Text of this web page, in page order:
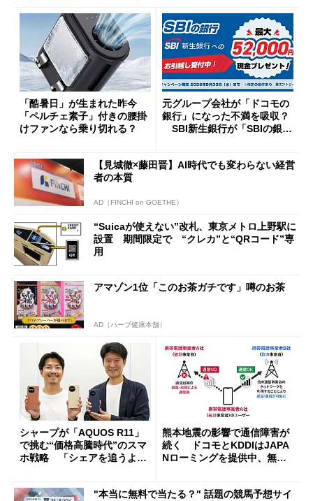
「酷暑日」が生まれた昨今
「ペルチェ素子」付きの腰掛
けファンなら乗り切れる？
元グループ会社が「ドコモの
銀行」になった不満を吸収？
SBI新生銀行が「SBIの銀
開催
【見城徹×藤田晋】AI時代でも変わらない経営
者の本質
AD（FINCHI on GOETHE）
“Suicaが使えない”改札、東京メトロ上野駅に
設置 期間限定で “クレカ”と“QRコード”専
用
アマゾン1位「このお茶ガチです」噂のお茶
AD（ハーブ健康本舗）
シャープが「AQUOS R11」
で挑む“価格高騰時代”のスマ
ホ戦略 「シェアを追うより
熊本地震の影響で通信障害が
続く ドコモとKDDIはJAPA
Nローミングを提供中、無料
"本当に無料で当たる？" 話題の競馬予想サイ